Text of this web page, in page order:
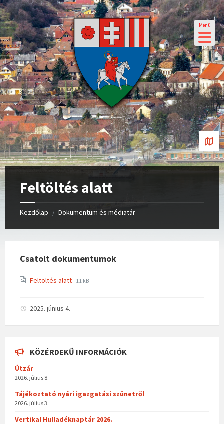
Menü
Feltöltés alatt
Kezdőlap / Dokumentum és médiatár
Csatolt dokumentumok
Feltöltés alatt File
File
11 kB
2025. június 4.
KÖZÉRDEKŰ INFORMÁCIÓK
Útzár
2026. július 8.
Tájékoztató nyári igazgatási szünetről
2026. július 3.
Vertikal Hulladéknaptár 2026.